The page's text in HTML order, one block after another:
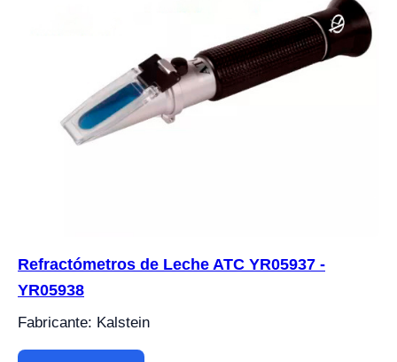
Refractómetros de Leche ATC YR05937 -
YR05938
Fabricante: Kalstein